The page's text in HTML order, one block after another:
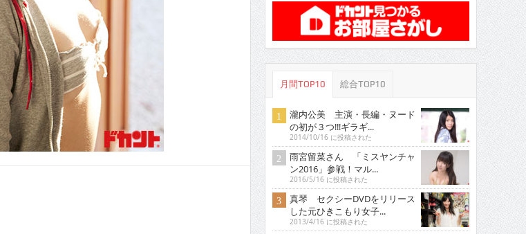
月間TOP10 総合TOP10
瀧内公美 主演・長編・ヌード
の初が３つ!!!ギラギ...
2014/10/16 に投稿された
雨宮留菜さん 「ミスヤンチャ
ン2016」参戦！マル...
2016/5/16 に投稿された
真琴 セクシーDVDをリリース
した元ひきこもり女子...
2013/4/16 に投稿された